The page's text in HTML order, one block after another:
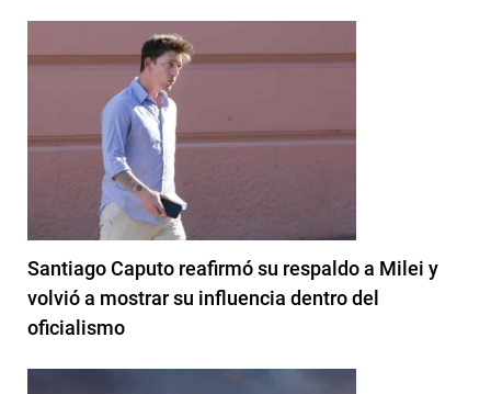
Santiago Caputo reafirmó su respaldo a Milei y
volvió a mostrar su influencia dentro del
oficialismo